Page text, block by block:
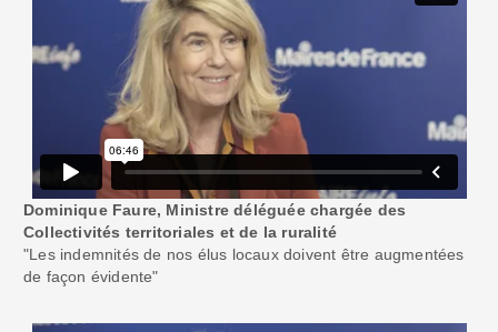
Dominique Faure, Ministre déléguée chargée des
Collectivités territoriales et de la ruralité
"Les indemnités de nos élus locaux doivent être augmentées
de façon évidente"